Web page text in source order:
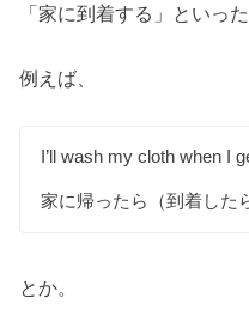
「家に到着する」といっ
例えば、
I’ll wash my cloth when I
家に帰ったら（到着した
とか。